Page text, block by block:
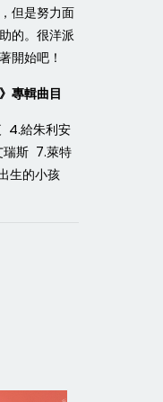
但是努力面
的。很洋派
開始吧！
專輯曲目
4.給朱利安
瑞斯 7.萊特
生的小孩